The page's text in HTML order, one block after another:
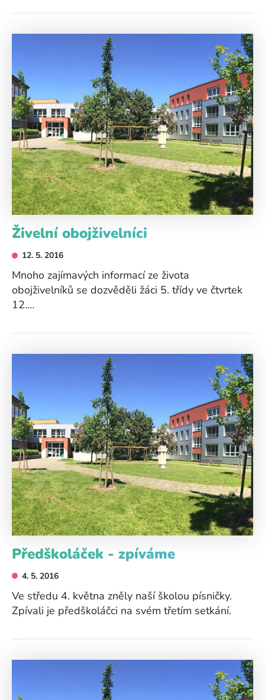
Živelní obojživelníci
12. 5. 2016
Mnoho zajímavých informací ze života
obojživelníků se dozvěděli žáci 5. třídy ve čtvrtek
12.…
Předškoláček - zpíváme
4. 5. 2016
Ve středu 4. května zněly naší školou písničky.
Zpívali je předškoláčci na svém třetím setkání.